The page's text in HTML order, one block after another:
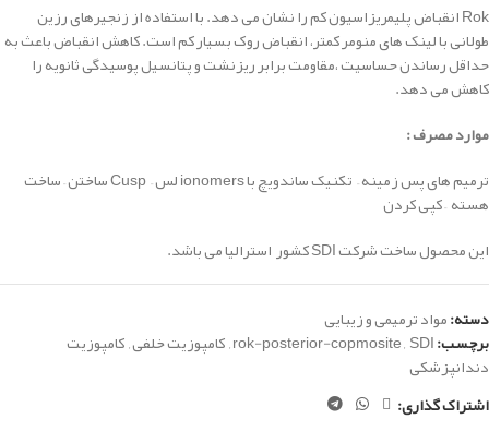
Rok انقباض پلیمریزاسیون کم را نشان می دهد.
با استفاده از زنجیرهای رزین
طولانی با لینک های منومر کمتر، انقباض روک بسیار کم است.کاهش انقباض باعث به
حداقل رساندن حساسیت ،مقاومتبرابر ریزنشت و پتانسیل پوسیدگی ثانویه را
کاهش می دهد.
موارد مصرف :
ترمیم های پس زمینه –تکنیک ساندویچ با ionomers لس – Cusp ساختن –ساخت
هسته –کپی کردن
این محصول ساخت شرکت SDI کشور استرالیا می باشد.
دسته:مواد ترمیمی و زیبایی
برچسب: rok-posterior-copmosite,SDI
,کامپوزیت خلفی,کامپوزیت
دندانپزشکی
اشتراک گذاری: